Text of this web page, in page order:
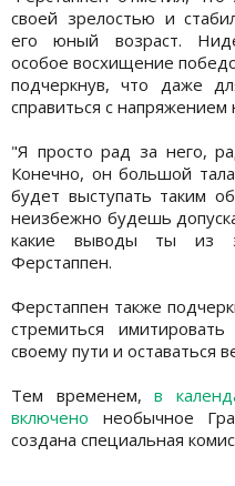
своей зрелостью и
его юный возраст.
особое восхищение
подчеркнув, что даже
справиться с напряжением
"Я просто рад за него,
Конечно, он большой
будет выступать таким
неизбежно будешь
какие выводы ты из
Ферстаппен.
Ферстаппен также
стремиться
своему пути и оставаться
Тем временем,в
включено необычное
создана специальная